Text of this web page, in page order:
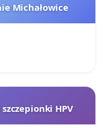
Michałowice
HPV